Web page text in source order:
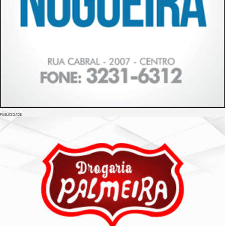
PUBLICIDADE